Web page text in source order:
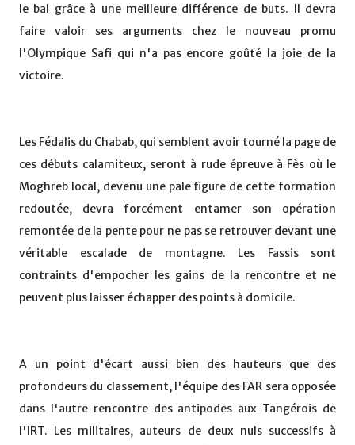
le bal grâce à une meilleure différence de buts. Il devra
faire valoir ses arguments chez le nouveau promu
l'Olympique Safi qui n'a pas encore goûté la joie de la
victoire.
Les Fédalis du Chabab, qui semblent avoir tourné la page de
ces débuts calamiteux, seront à rude épreuve à Fès où le
Moghreb local, devenu une pale figure de cette formation
redoutée, devra forcément entamer son opération
remontée de la pente pour ne pas se retrouver devant une
véritable escalade de montagne. Les Fassis sont
contraints d'empocher les gains de la rencontre et ne
peuvent plus laisser échapper des points à domicile.
A un point d'écart aussi bien des hauteurs que des
profondeurs du classement, l'équipe des FAR sera opposée
dans l'autre rencontre des antipodes aux Tangérois de
l'IRT. Les militaires, auteurs de deux nuls successifs à